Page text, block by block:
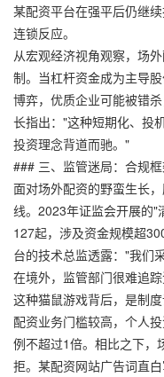
某配资平台在强平后仍继
连锁反应。
从宏观经济视角观察，场
制。当杠杆资金成为主导
博弈，优质企业可能被错
长指出："这种短期化、投
投资理念背道而驰。"
### 三、监管迷局：合规
面对场外配资的野蛮生长，
线。2023年证监会开展的"
127起，涉及资金规模超
台的技术总监透露："我们
在境外，监管部门很难追
这种猫鼠游戏背后，是制
配资业务门槛较高，个人
例不超过1倍。相比之下，
拒。某配资网站广告词直